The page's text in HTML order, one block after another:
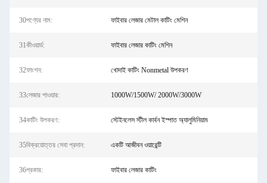
30পণ্যের নাম: ফাইবার লেজার মেটাল কাটিং মেশিন
31কীওয়ার্ড: ফাইবার লেজার কাটিং মেশিন
32ফাংশন: খোদাই কাটিং Nonmetal উপকরণ
33লেজার পাওয়ার: 1000W/1500W/ 2000W/3000W
34কাটিং উপকরণ: স্টেইনলেস স্টীল কার্বন ইস্পাত অ্যালুমিনিয়াম
35বিক্রয়োত্তর সেবা প্রদান: একটি আজীবন ওয়ারেন্টি
36প্রকার: ফাইবার লেজার কাটিং